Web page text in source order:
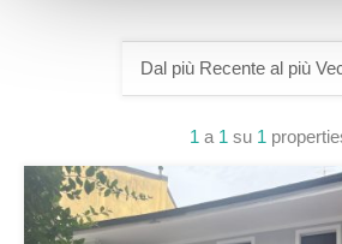
1 a 1 su 1
Dal più Recente al più